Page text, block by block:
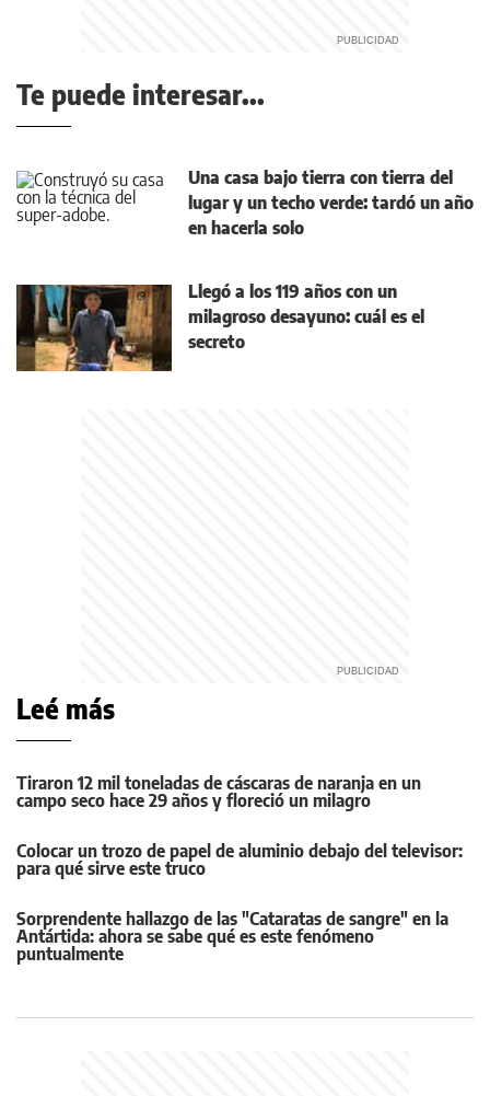
Te puede interesar...
Una casa bajo tierra con tierra del
lugar y un techo verde: tardó un año
en hacerla solo
Llegó a los 119 años con un
milagroso desayuno: cuál es el
secreto
Leé más
Tiraron 12 mil toneladas de cáscaras de naranja en un
campo seco hace 29 años y floreció un milagro
Colocar un trozo de papel de aluminio debajo del televisor:
para qué sirve este truco
Sorprendente hallazgo de las "Cataratas de sangre" en la
Antártida: ahora se sabe qué es este fenómeno
puntualmente